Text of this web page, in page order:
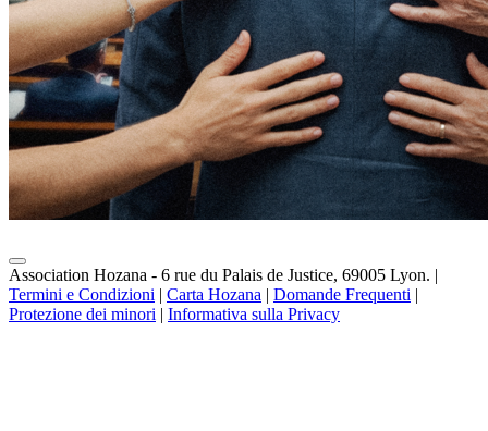
Association Hozana - 6 rue du Palais de Justice, 69005 Lyon. |
Termini e Condizioni | Carta Hozana | Domande Frequenti |
Protezione dei minori | Informativa sulla Privacy